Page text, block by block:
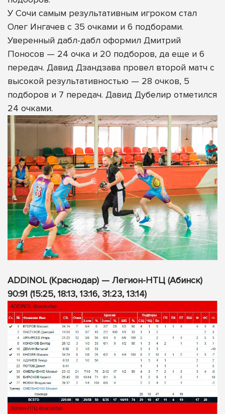
У Сочи самым результативным игроком стал
Олег Ингачев с 35 очками и 6 подборами.
Уверенный дабл-дабл оформил Дмитрий
Поносов — 24 очка и 20 подборов, да еще и 6
передач. Давид Дзандзава провел второй матч с
высокой результативностью — 28 очков, 5
подборов и 7 передач. Давид Дубелир отметился
24 очками.
ADDINOL (Краснодар) — Легион-НТЦ (Абинск)
90:91 (15:25, 18:13, 13:16, 31:23, 13:14)